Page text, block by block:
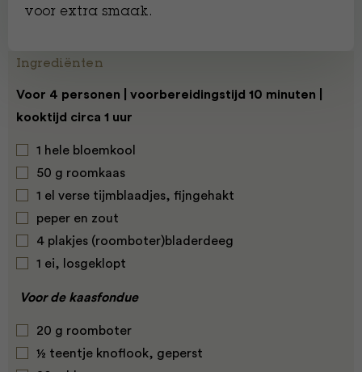
voor extra smaak.
Ingrediënten
Voor 4 personen | voorbereidingstijd 10 minuten |
kooktijd circa 1 uur
1 hele bloemkool
50 g roomkaas
1 el verse tijmblaadjes, fijngehakt
peper en zout
4 plakjes (roomboter)bladerdeeg
1 ei, losgeklopt
Voor de kaasfondue
20 g roomboter
½ teentje knoflook, geperst